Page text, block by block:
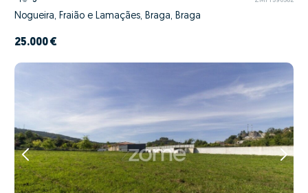
Nogueira, Fraião e Lamaçães, Braga, Braga
25.000 €